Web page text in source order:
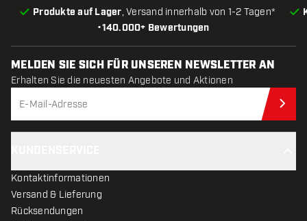
•140.000+ Bewertungen
Produkte auf Lager, Versand innerhalb von 1-2 Tagen*
MELDEN SIE SICH FÜR UNSEREN NEWSLETTER AN
Erhalten Sie die neuesten Angebote und Aktionen
Kontaktinformationen
Versand & Lieferung
Rücksendungen